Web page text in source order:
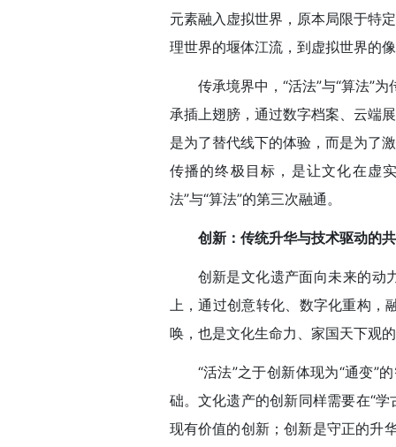
元素融入虚拟世界，原本局限于特
理世界的堰体江流，到虚拟世界的
传承境界中，“活法”与“算法”
承插上翅膀，通过数字档案、云端
是为了替代线下的体验，而是为了
传播的终极目标，是让文化在虚
法”与“算法”的第三次融通。
创新：传统升华与技术驱动的
创新是文化遗产面向未来的动
上，通过创意转化、数字化重构，
唤，也是文化生命力、家国天下观
“活法”之于创新体现为“通变”
础。文化遗产的创新同样需要在“
现有价值的创新；创新是守正的升